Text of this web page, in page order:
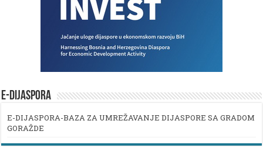
E-DIJASPORA
E-DIJASPORA-BAZA ZA UMREŽAVANJE DIJASPORE SA GRADOM
GORAŽDE